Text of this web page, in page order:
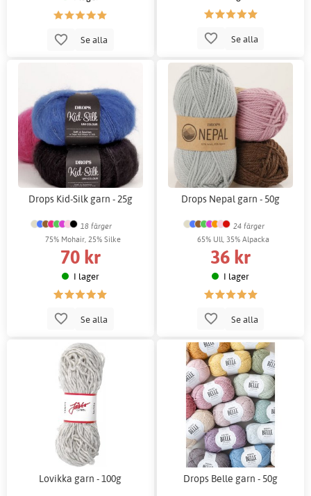
Se alla Se alla
Drops Kid-Silk garn - 25g
18 färger
75% Mohair, 25% Silke
70 kr
I lager
Se alla
Drops Nepal garn - 50g
24 färger
65% Ull, 35% Alpacka
36 kr
I lager
Se alla
Lovikka garn - 100g Drops Belle garn - 50g